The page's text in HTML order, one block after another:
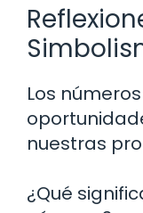
Los
nuestras
¿Qué